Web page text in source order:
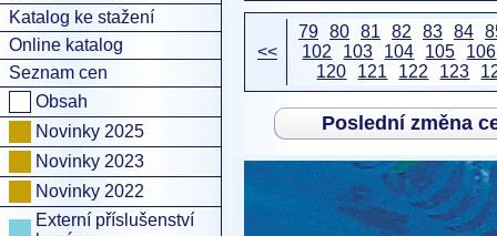
Katalog ke stažení
Online katalog
Seznam cen
Obsah
Novinky 2025
Novinky 2023
Novinky 2022
Externí příslušenství
<<
79 80 81 82 83 84
102
103 104 105
106
120
121 122 123
Poslední změna